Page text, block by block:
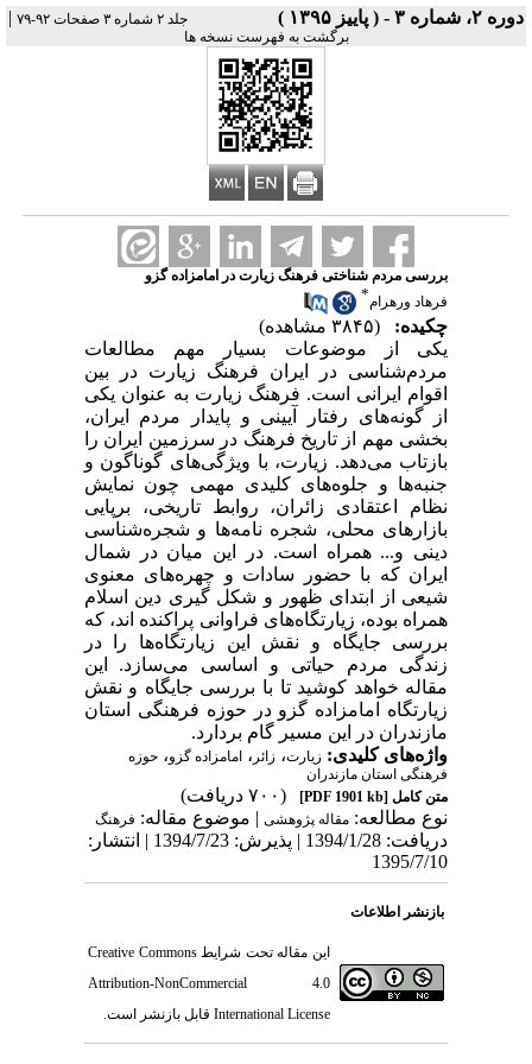
دوره ۲، شماره ۳ - ( پاییز ۱۳۹۵ ) جلد ۲ شماره ۳ صفحات ۹۲-۷۹ |
برگشت به فهرست نسخه ها
بررسی مردم شناختی فرهنگ زیارت در امامزاده گزو
فرهاد ورهرام*
چکیده:
(۳۸۴۵ مشاهده)
یکی از موضوعات بسیار مهم مطالعات
مردم‌شناسی در ایران فرهنگ زیارت در بین
اقوام ایرانی است. فرهنگ زیارت به عنوان یکی
از گونه‌های رفتار آیینی و پایدار مردم ایران،
بخشی مهم از تاریخ فرهنگ در سرزمین ایران را
بازتاب می‌دهد. زیارت، با ویژگی‌های گوناگون و
جنبه‌ها و جلوه‌های کلیدی مهمی چون نمایش
نظام اعتقادی زائران، روابط تاریخی، برپایی
بازارهای محلی، شجره نامه‌ها و شجره‌شناسی
دینی و... همراه است. در این میان در شمال
ایران که با حضور سادات و چهره‌های معنوی
شیعی از ابتدای ظهور و شکل گیری دین اسلام
همراه بوده، زیارتگاه‌های فراوانی پراکنده اند، که
بررسی جایگاه و نقش این زیارتگاه‌ها را در
زندگی مردم حیاتی و اساسی می‌سازد. این
مقاله خواهد کوشید تا با بررسی جایگاه و نقش
زیارتگاه امامزاده گزو در حوزه فرهنگی استان
مازندران در این مسیر گام بردارد.
واژه‌های کلیدی: زیارت، زائر ، امامزاده گزو، حوزه
فرهنگی استان مازندران
متن کامل [PDF 1901 kb]
(۷۰۰ دریافت)
نوع مطالعه: مقاله پژوهشی| موضوع مقاله: فرهنگ
دریافت: 1394/1/28 | پذیرش: 1394/7/23 | انتشار:
1395/7/10
بازنشر اطلاعات
این مقاله تحت شرایطCreative Commons
Attribution-NonCommercial 4.0
International License قابل بازنشر است.